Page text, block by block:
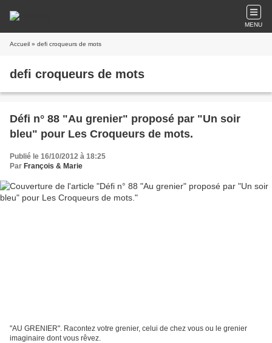
MENU
Accueil » defi croqueurs de mots
defi croqueurs de mots
Défi n° 88 "Au grenier" proposé par "Un soir
bleu" pour Les Croqueurs de mots.
Publié le 16/10/2012 à 18:25
Par François & Marie
"AU GRENIER". Racontez votre grenier, celui de chez vous ou le grenier
imaginaire dont vous rêvez.